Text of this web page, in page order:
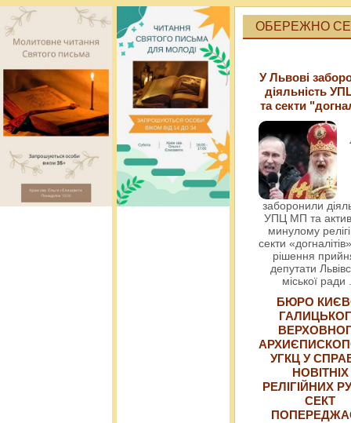
ОБЕРЕЖНО
У Львові
діяльність
та секти
заборонили
УПЦ МП та
минулому
секти
рішення
депутати
міської ради
БЮРО
УГКЦ У
НОВІТНІХ
РЕЛІГІЙНИХ
СЕКТ